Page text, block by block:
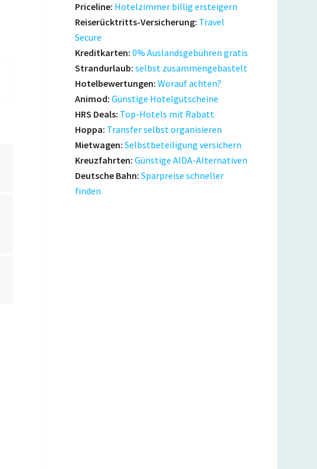
Priceline: Hotelzimmer billig ersteigern
Reiserücktritts-Versicherung: Travel
Secure
Kreditkarten: 0% Auslandsgebühren gratis
Strandurlaub: selbst zusammengebastelt
Hotelbewertungen: Worauf achten?
Animod: Günstige Hotelgutscheine
HRS Deals: Top-Hotels mit Rabatt
Hoppa: Transfer selbst organisieren
Mietwagen: Selbstbeteiligung versichern
Kreuzfahrten: Günstige AIDA-Alternativen
Deutsche Bahn: Sparpreise schneller
finden